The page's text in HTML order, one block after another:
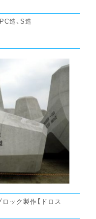
造、S造
ック製作【ドロス